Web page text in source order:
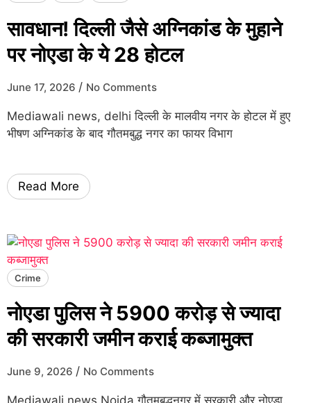
सावधान! दिल्ली जैसे अग्निकांड के मुहाने
पर नोएडा के ये 28 होटल
June 17, 2026 / No Comments
Mediawali news, delhi दिल्ली के मालवीय नगर के होटल में हुए
भीषण अग्निकांड के बाद गौतमबुद्ध नगर का फायर विभाग
Read More
Crime
नोएडा पुलिस ने 5900 करोड़ से ज्यादा
की सरकारी जमीन कराई कब्जामुक्त
June 9, 2026 / No Comments
Mediawali news,Noida गौतमबुद्धनगर में सरकारी और नोएडा,